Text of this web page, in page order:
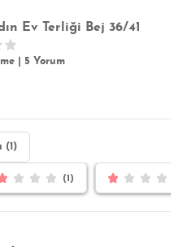
Ev Terliği Bej 36/41
|5 Yorum
(1)
(1)